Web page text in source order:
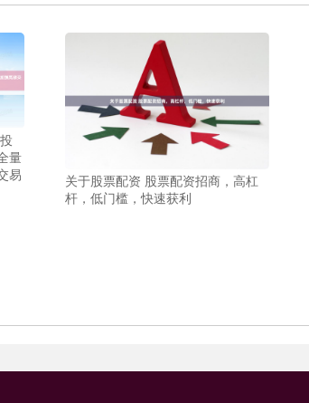
量
易
关于股票配资 股票配资招商，高杠
杆，低门槛，快速获利